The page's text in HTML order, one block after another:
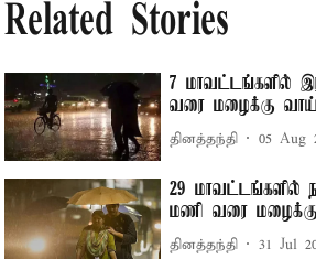
Related Stories
7 மாவட்டங்களில்
வரை மழைக்கு
தினத்தந்தி 05 Aug
29 மாவட்டங்களில்
மணி வரை
தினத்தந்தி 31 Jul